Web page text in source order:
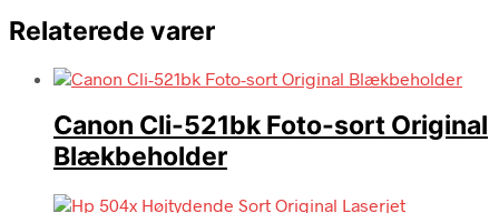
Relaterede varer
Canon Cli-521bk Foto-sort Original
Blækbeholder